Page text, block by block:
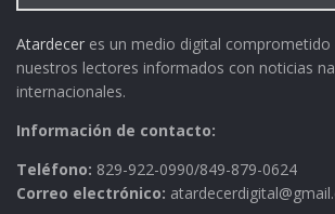
Atardecer es un medio digital comprometido
nuestros lectores informados con noticias
internacionales.
Información de contacto:
Teléfono: 829-922-0990/849-879-0624
Correo electrónico: